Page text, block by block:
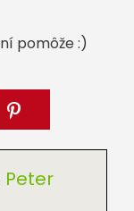
pomôže :)
Peter